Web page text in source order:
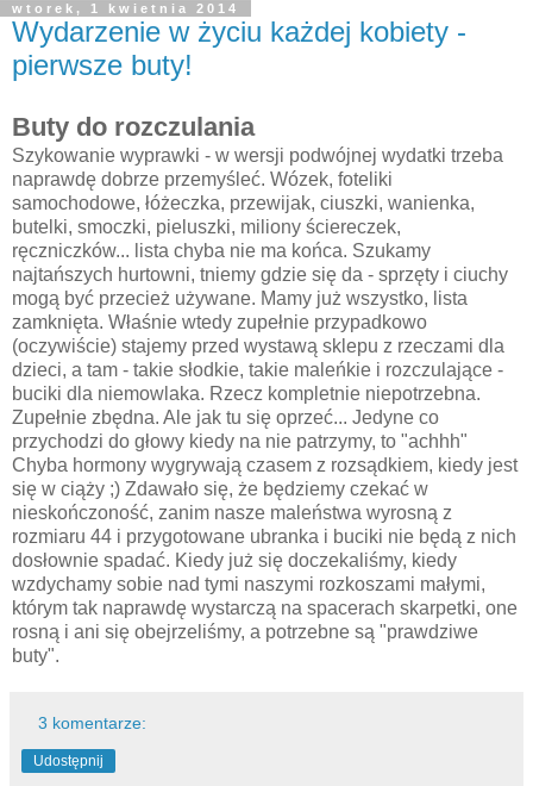
wtorek, 1 kwietnia 2014
Wydarzenie w życiu każdej kobiety -
pierwsze buty!
Buty do rozczulania
Szykowanie wyprawki - w wersji podwójnej wydatki trzeba
naprawdę dobrze przemyśleć. Wózek, foteliki
samochodowe, łóżeczka, przewijak, ciuszki, wanienka,
butelki, smoczki, pieluszki, miliony ściereczek,
ręczniczków... lista chyba nie ma końca. Szukamy
najtańszych hurtowni, tniemy gdzie się da - sprzęty i ciuchy
mogą być przecież używane. Mamy już wszystko, lista
zamknięta. Właśnie wtedy zupełnie przypadkowo
(oczywiście) stajemy przed wystawą sklepu z rzeczami dla
dzieci, a tam - takie słodkie, takie maleńkie i rozczulające -
buciki dla niemowlaka. Rzecz kompletnie niepotrzebna.
Zupełnie zbędna. Ale jak tu się oprzeć... Jedyne co
przychodzi do głowy kiedy na nie patrzymy, to "achhh"
Chyba hormony wygrywają czasem z rozsądkiem, kiedy jest
się w ciąży ;) Zdawało się, że będziemy czekać w
nieskończoność, zanim nasze maleństwa wyrosną z
rozmiaru 44 i przygotowane ubranka i buciki nie będą z nich
dosłownie spadać. Kiedy już się doczekaliśmy, kiedy
wzdychamy sobie nad tymi naszymi rozkoszami małymi,
którym tak naprawdę wystarczą na spacerach skarpetki, one
rosną i ani się obejrzeliśmy, a potrzebne są "prawdziwe
buty".
3 komentarze:
Udostępnij